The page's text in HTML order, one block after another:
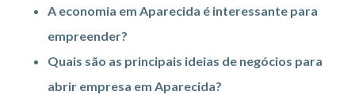
A economia em Aparecida é interessante para
empreender?
Quais são as principais ideias de negócios para
abrir empresa em Aparecida?